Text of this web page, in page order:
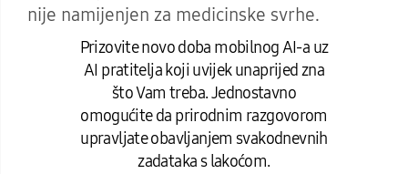
nije namijenjen za medicinske svrhe.
Prizovite novo doba mobilnog AI-a uz
AI pratitelja koji uvijek unaprijed zna
što Vam treba. Jednostavno
omogućite da prirodnim razgovorom
upravljate obavljanjem svakodnevnih
zadataka s lakoćom.